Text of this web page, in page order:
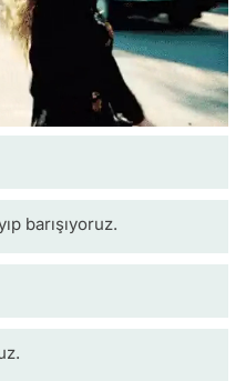
barışıyoruz.